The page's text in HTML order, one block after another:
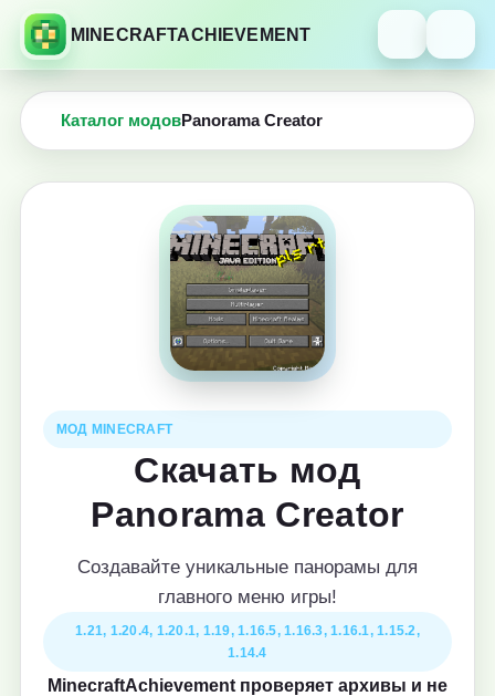
MINECRAFTACHIEVEMENT
Каталог модовPanorama Creator
МОД MINECRAFT
Скачать мод
Panorama Creator
Создавайте уникальные панорамы для
главного меню игры!
1.21, 1.20.4, 1.20.1, 1.19, 1.16.5, 1.16.3, 1.16.1, 1.15.2,
1.14.4
MinecraftAchievement проверяет архивы и не